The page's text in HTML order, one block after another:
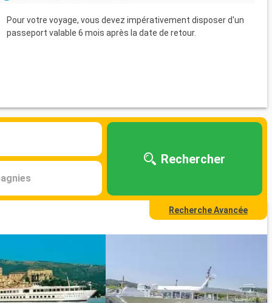
Pour votre voyage, vous devez impérativement disposer d'un
passeport valable 6 mois après la date de retour.
Rechercher
Recherche Avancée